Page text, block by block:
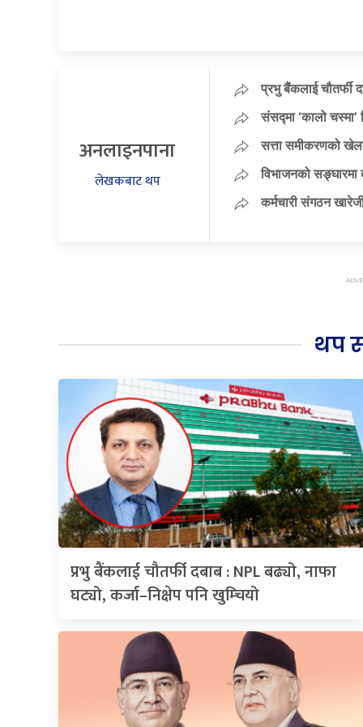
अनलाइनपाना
लेखकबाट थप
प्रभु बैंकलाई चौतर्फी
संसद्मा ‘कालो चस्मा’
सत्ता समीकरणको
विभाजनको सङ्घारमा
कर्मचारी संगठन
थप
प्रभु बैंकलाई चौतर्फी दबाब : NPL बढ्यो, नाफा
घट्यो, कर्जा–निक्षेप पनि खुम्चियो